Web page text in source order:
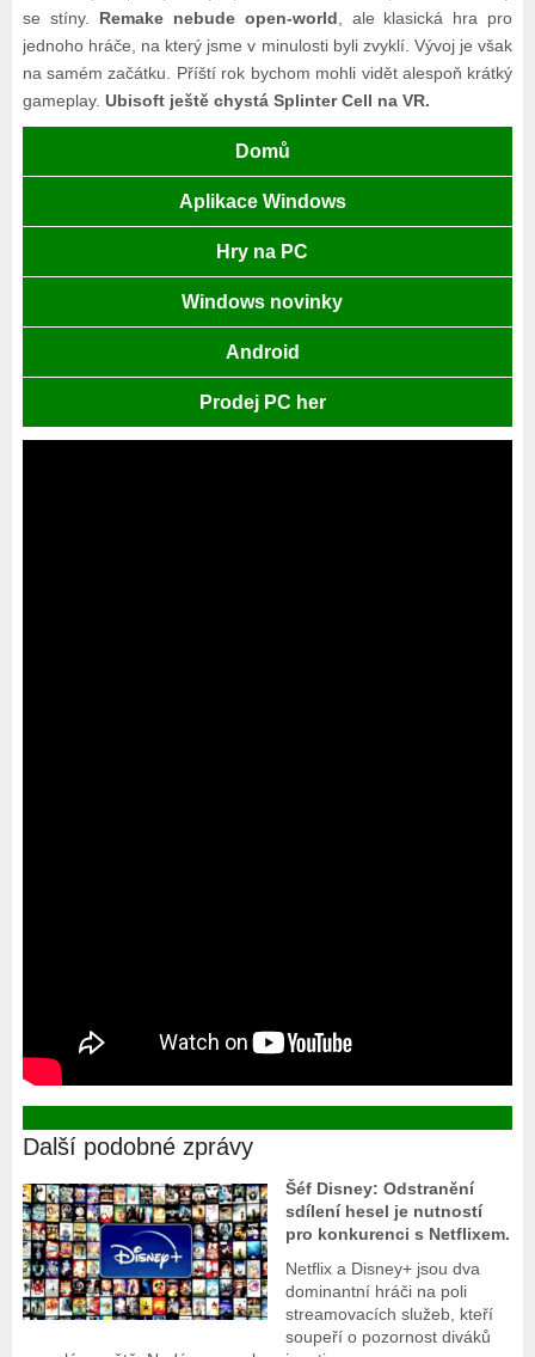
se stíny.
Remake nebude open-world , ale klasická hra pro
jednoho hráče, na který jsme v minulosti byli zvyklí. Vývoj je však
na samém začátku. Příští rok bychom mohli vidět alespoň krátký
gameplay. Ubisoft ještě chystá Splinter Cell na VR.
Domů
Aplikace Windows
Hry na PC
Windows novinky
Android
Prodej PC her
Další podobné zprávy
Šéf Disney: Odstranění
sdílení hesel je nutností
pro konkurenci s Netflixem.
Netflix a Disney+ jsou dva
dominantní hráči na poli
streamovacích služeb, kteří
soupeří o pozornost diváků